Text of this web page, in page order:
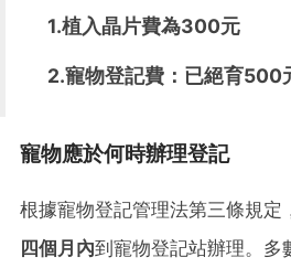
1.植入晶片費為300元
2.寵物登記費：已絕育500
寵物應於何時辦理登記
根據寵物登記管理法第三條規定
四個月內到寵物登記站辦理。多